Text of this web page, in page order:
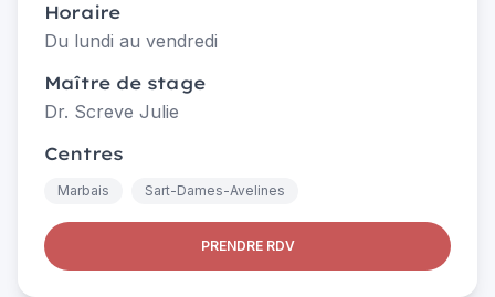
Horaire
Du lundi au vendredi
Maître de stage
Dr. Screve Julie
Centres
Marbais Sart-Dames-Avelines
PRENDRE RDV